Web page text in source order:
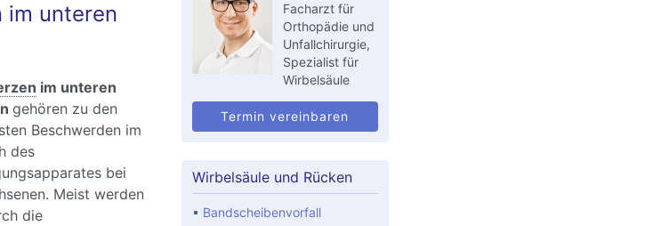
im unteren
im unteren
gehören zu den
Beschwerden im
des
bei
Meist werden
die
Facharzt für
Orthopädie und
Unfallchirurgie,
Spezialist für
Wirbelsäule
Termin vereinbaren
Wirbelsäule und Rücken
Bandscheibenvorfall